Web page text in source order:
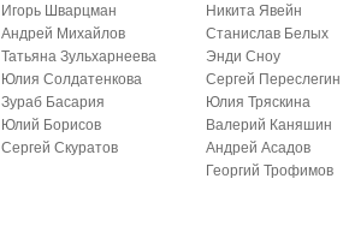
Игорь Шварцман
Андрей Михайлов
Татьяна Зульхарнеева
Юлия Солдатенкова
Зураб Басария
Юлий Борисов
Сергей Скуратов
Никита Явейн
Станислав Белых
Энди Сноу
Сергей Переслегин
Юлия Тряскина
Валерий Каняшин
Андрей Асадов
Георгий Трофимов